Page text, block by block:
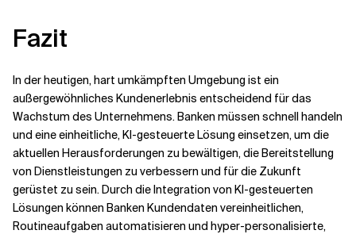
Fazit
In der heutigen, hart umkämpften Umgebung ist ein
außergewöhnliches Kundenerlebnis entscheidend für das
Wachstum des Unternehmens. Banken müssen schnell handeln
und eine einheitliche, KI-gesteuerte Lösung einsetzen, um die
aktuellen Herausforderungen zu bewältigen, die Bereitstellung
von Dienstleistungen zu verbessern und für die Zukunft
gerüstet zu sein. Durch die Integration von KI-gesteuerten
Lösungen können Banken Kundendaten vereinheitlichen,
Routineaufgaben automatisieren und hyper-personalisierte,